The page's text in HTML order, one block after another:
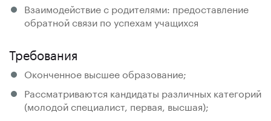
Взаимодействие с родителями: предоставление
обратной связи по успехам учащихся
Требования
Оконченное высшее образование;
Рассматриваются кандидаты различных категорий
(молодой специалист, первая, высшая);